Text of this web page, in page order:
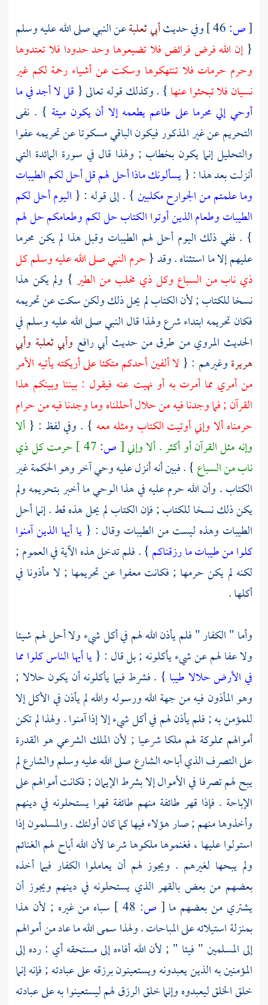
[ص: وفي حديثأبي ثعلبةعن النبي صلى الله عليه وسلم
{إن الله فرض فرائض فلا تضيعوها وحد حدودا فلا تعتدوها
وحرم حرمات فلا تنتهكوها وسكت عن أشياء رحمة لكم غير
نسيان فلا تبحثوا عنها} . وكذلك قوله تعالى { قل لا أجد في ما
أوحي إلي محرما على طاعم يطعمه إلا أن يكون ميتة } . نفى
التحريم عن غير المذكور فيكون الباقي مسكوتا عن تحريمه عفوا
والتحليل إنما يكون بخطاب ; ولهذا قال في سورة المائدة التي
أنزلت بعد هذا : {يسألونك ماذا أحل لهم قل أحل لكم الطيبات
وما علمتم من الجوارح مكلبين} . إلى قوله : { اليوم أحل لكم
الطيبات وطعام الذين أوتوا الكتاب حل لكم وطعامكم حل لهم
} . ففي ذلك اليوم أحل لهم الطيبات وقبل هذا لم يكن محرما
عليهم إلا ما استثناه . وقد {حرم النبي صلى الله عليه وسلم كل
ذي ناب من السباع وكل ذي مخلب من الطير } ولم يكن هذا
نسخا للكتاب ; لأن الكتاب لم يحل ذلك ولكن سكت عن تحريمه
فكان تحريمه ابتداء شرع ولهذا قال النبي صلى الله عليه وسلم في
الحديث المروي من طرق من حديث أبي رافع وأبي ثعلبة وأبي
هريرةوغيرهم : { لا ألفين أحدكم متكئا على أريكته يأتيه الأمر
من أمري مما أمرت به أو نهيت عنه فيقول : بيننا وبينكم هذا
القرآن ; فما وجدنا فيه من حلال أحللناه وما وجدنا فيه من حرام
حرمناه ألا وإني أوتيت الكتاب ومثله معه } . وفي لفظ : { ألا
وإنه مثل القرآن أو أكثر . ألا وإني[ص:
حرمت كل ذي
ناب من السباع} . فبين أنه أنزل عليه وحي آخر وهو الحكمة غير
الكتاب . وأن الله حرم عليه في هذا الوحي ما أخبر بتحريمه ولم
يكن ذلك نسخا للكتاب ; فإن الكتاب لم يحل هذه قط . إنما أحل
الطيبات وهذه ليست من الطيبات وقال : {يا أيها الذين آمنوا
كلوا من طيبات ما رزقناكم} . فلم تدخل هذه الآية في العموم ;
لكنه لم يكن حرمها ; فكانت معفوا عن تحريمها ; لا مأذونا في
أكلها .
وأما " الكفار " فلم يأذن الله لهم في أكل شيء ولا أحل لهم شيئا
ولا عفا لهم عن شيء يأكلونه ; بل قال : {يا أيها الناس كلوا مما
في الأرض حلالا طيبا } . فشرط فيما يأكلونه أن يكون حلالا ;
وهو المأذون فيه من جهة الله ورسوله والله لم يأذن في الأكل إلا
للمؤمن به ; فلم يأذن لهم في أكل شيء إلا إذا آمنوا . ولهذا لم تكن
أموالهم مملوكة لهم ملكا شرعيا ; لأن الملك الشرعي هو القدرة
على التصرف الذي أباحه الشارع صلى الله عليه وسلم والشارع لم
يبح لهم تصرفا في الأموال إلا بشرط الإيمان ; فكانت أموالهم على
الإباحة . فإذا قهر طائفة منهم طائفة قهرا يستحلونه في دينهم
وأخذوها منهم ; صار هؤلاء فيها كما كان أولئك . والمسلمون إذا
استولوا عليها ، فغنموها ملكوها شرعا لأن الله أباح لهم الغنائم
ولم يبحها لغيرهم . ويجوز لهم أن يعاملوا الكفار فيما أخذه
بعضهم من بعض بالقهر الذي يستحلونه في دينهم ويجوز أن
يشتري من بعضهم ما [ ص:
سباه من غيره ; لأن هذا
بمنزلة استيلائه على المباحات . ولهذا سمى الله ما عاد من أموالهم
إلى المسلمين " فيئا " ; لأن الله أفاءه إلى مستحقه أي : رده إلى
المؤمنين به الذين يعبدونه ويستعينون برزقه على عبادته ; فإنه إنما
خلق الخلق ليعبدوه وإنما خلق الرزق لهم ليستعينوا به على عبادته